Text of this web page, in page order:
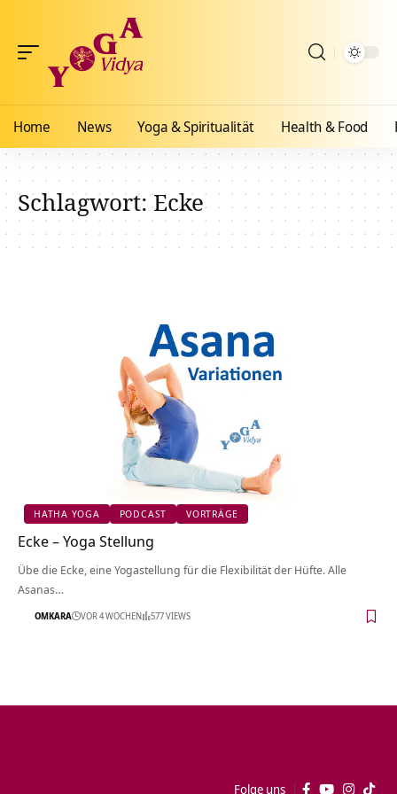
Home News Yoga & Spiritualität Health & Food
Schlagwort:Ecke
HATHA YOGA PODCAST VORTRÄGE
Ecke – Yoga Stellung
Übe die Ecke, eine Yogastellung für die Flexibilität der Hüfte. Alle
Asanas…
OMKARA VOR 4 WOCHEN 577 VIEWS
Folge uns